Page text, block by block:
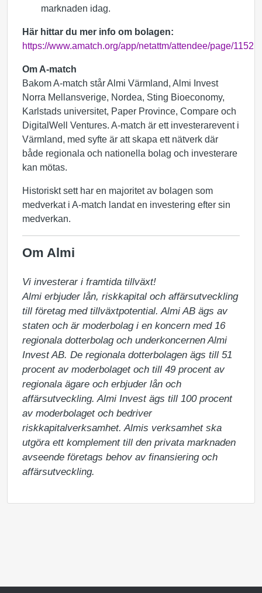
marknaden idag.
Här hittar du mer info om bolagen:
https://www.amatch.org/app/netattm/attendee/page/
Om A-match
Bakom A-match står Almi Värmland, Almi Invest
Norra Mellansverige, Nordea, Sting Bioeconomy,
Karlstads universitet, Paper Province, Compare och
DigitalWell Ventures. A-match är ett investerarevent i
Värmland, med syfte är att skapa ett nätverk där
både regionala och nationella bolag och investerare
kan mötas.
Historiskt sett har en majoritet av bolagen som
medverkat i A-match landat en investering efter sin
medverkan.
Om Almi
Vi investerar i framtida tillväxt!
Almi erbjuder lån, riskkapital och affärsutveckling
till företag med tillväxtpotential. Almi AB ägs av
staten och är moderbolag i en koncern med 16
regionala dotterbolag och underkoncernen Almi
Invest AB. De regionala dotterbolagen ägs till 51
procent av moderbolaget och till 49 procent av
regionala ägare och erbjuder lån och
affärsutveckling. Almi Invest ägs till 100 procent
av moderbolaget och bedriver
riskkapitalverksamhet. Almis verksamhet ska
utgöra ett komplement till den privata marknaden
avseende företags behov av finansiering och
affärsutveckling.